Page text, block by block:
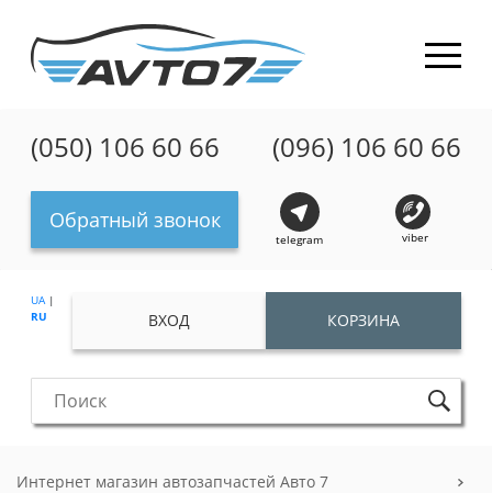
(050) 106 60 66 (096) 106 60 66
Обратный звонок
telegram viber
UA|
RU
ВХОД КОРЗИНА
Интернет магазин автозапчастей Авто 7